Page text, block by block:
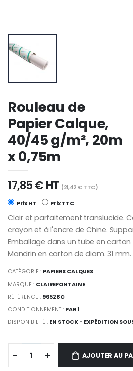
Rouleau de
Papier Calque,
40/45 g/m², 20m
x 0,75m
17,85 € HT (21,42 € TTC)
Prix HT Prix TTC
Clair et parfaitement translucide.
crayon et à l'encre de Chine.
Emballage dans un tube en carton
Mandrin en carton de diam. 31 mm.
CATÉGORIE : PAPIERS CALQUES
MARQUE : CLAIREFONTAINE
RÉFÉRENCE : 96528C
CONDITIONNEMENT : PAR 1
DISPONIBILITÉ : EN STOCK - EXPÉDITION
AJOUTER AU